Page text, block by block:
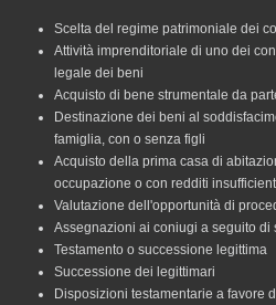
Scelta del regime patrimoniale dei
Attività imprenditoriale di uno dei
legale dei beni
Acquisto di bene strumentale da
Destinazione dei beni al
famiglia, con o senza figli
Acquisto della prima casa di
occupazione o con redditi
Valutazione dell'opportunità di
Assegnazioni ai coniugi a seguito di
Testamento o successione legittima
Successione dei legittimari
Disposizioni testamentarie a favore